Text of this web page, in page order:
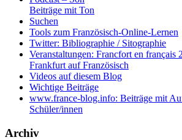
Beiträge mit Ton
Suchen
Tools zum Französisch-Online-Lernen
Twitter: Bibliographie / Sitographie
Veranstaltungen: Francfort en français
Frankfurt auf Französisch
Videos auf diesem Blog
Wichtige Beiträge
www.france-blog.info: Beiträge mit
Schüler/innen
Archiv